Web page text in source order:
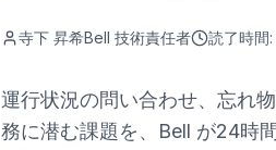
寺下 昇希Bell 技術責任者 読了時間:
運行状況の問い合わせ、忘れ
務に潜む課題を、Bell が24時